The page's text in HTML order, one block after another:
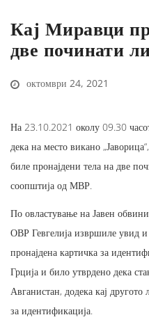
Кај Миравци
две починати
октомври 24, 2021
На 23.10.2021 околу 09.30
дека на место викано
биле пронајдени тела на две
соопштија од МВР.
По овластување на Јавен
ОВР Гевгелија извршиле увид
пронајдена картичка за
Грција и било утврдено дека
Авганистан, додека кај
за идентификација.